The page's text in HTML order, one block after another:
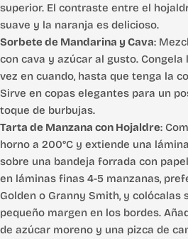
superior. El contraste entre el
suave y la naranja es delicioso.
Sorbete de Mandarina y Cava:
con cava y azúcar al gusto. Congela
vez en cuando, hasta que tenga la
Sirve en copas elegantes para un
toque de burbujas.
Tarta de Manzana con Hojaldre:
horno a 200°C y extiende una
sobre una bandeja forrada con
en láminas finas 4-5 manzanas,
Golden o Granny Smith, y colócalas
pequeño margen en los bordes.
de azúcar moreno y una pizca de